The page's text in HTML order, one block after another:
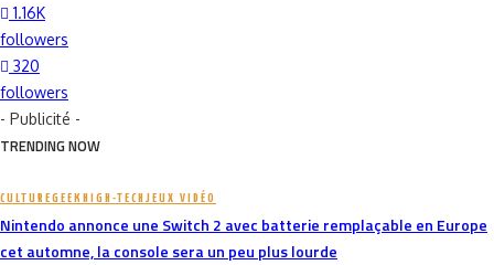
1.16K
followers
320
followers
- Publicité -
TRENDING NOW
CULTUREGEEK HIGH-TECH JEUX VIDÉO
Nintendo annonce une Switch 2 avec batterie remplaçable en Europe
cet automne, la console sera un peu plus lourde